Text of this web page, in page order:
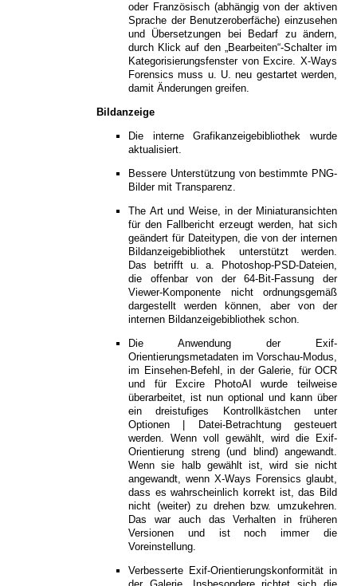
oder Französisch (abhängig von der aktiven
Sprache der Benutzeroberfäche) einzusehen
und Übersetzungen bei Bedarf zu ändern,
durch Klick auf den „Bearbeiten“-Schalter im
Kategorisierungsfenster von Excire. X-Ways
Forensics muss u. U. neu gestartet werden,
damit Änderungen greifen.
Bildanzeige
Die interne Grafikanzeigebibliothek wurde
aktualisiert.
Bessere Unterstützung von bestimmte PNG-
Bilder mit Transparenz.
The Art und Weise, in der Miniaturansichten
für den Fallbericht erzeugt werden, hat sich
geändert für Dateitypen, die von der internen
Bildanzeigebibliothek unterstützt werden.
Das betrifft u. a. Photoshop-PSD-Dateien,
die offenbar von der 64-Bit-Fassung der
Viewer-Komponente nicht ordnungsgemäß
dargestellt werden können, aber von der
internen Bildanzeigebibliothek schon.
Die Anwendung der Exif-
Orientierungsmetadaten im Vorschau-Modus,
im Einsehen-Befehl, in der Galerie, für OCR
und für Excire PhotoAI wurde teilweise
überarbeitet, ist nun optional und kann über
ein dreistufiges Kontrollkästchen unter
Optionen | Datei-Betrachtung gesteuert
werden. Wenn voll gewählt, wird die Exif-
Orientierung streng (und blind) angewandt.
Wenn sie halb gewählt ist, wird sie nicht
angewandt, wenn X-Ways Forensics glaubt,
dass es wahrscheinlich korrekt ist, das Bild
nicht (weiter) zu drehen bzw. umzukehren.
Das war auch das Verhalten in früheren
Versionen und ist noch immer die
Voreinstellung.
Verbesserte Exif-Orientierungskonformität in